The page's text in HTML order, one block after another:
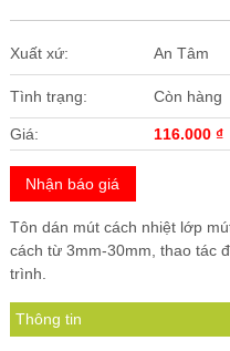
Xuất xứ: An Tâm
Tình trạng: Còn hàng
Giá: 116.000 ₫
Nhận báo giá
Tôn dán mút cách nhiệt lớp
cách từ 3mm-30mm, thao tác
trình.
Thông tin